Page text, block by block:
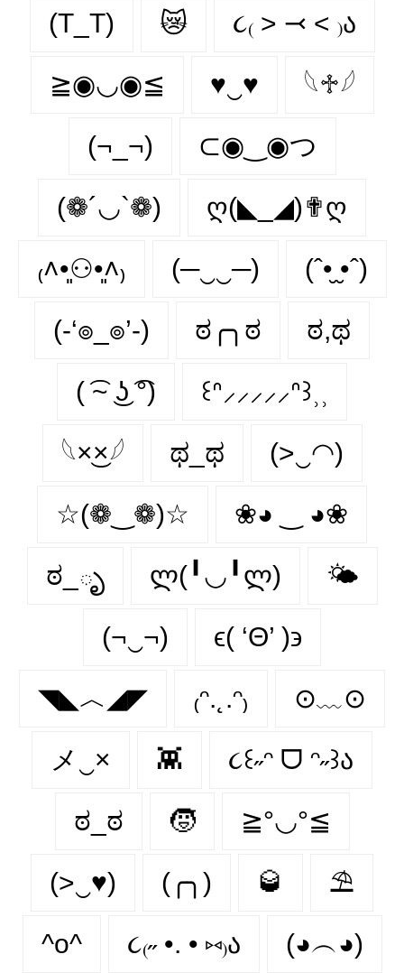
(T_T) 😿 ૮₍ ˃ ⤙ ˂ ₎ა
≧◉◡◉≦ ♥‿♥ 𓆩♱𓆪
(¬_¬) ⊂◉‿◉つ
(❁´◡`❁) ღ(◣_◢)✟ღ
₍˄•͈⚇•͈˄₎ (─‿‿─) (ˆ•̮ ̮•ˆ)
(-‘๏_๏’-) ಠ╭╮ಠ ಠ,ಥ
( ͡~ ͜ʖ ͡°) ꒰ᐢ⸝⸝⸝⸝⸝ᐢ꒱⸒⸒
𓆩×͜×𓆪 ಥ_ಥ (>‿◠)
☆(❁‿❁)☆ ❀◕ ‿ ◕❀
ಠ_ృ ლ(╹◡╹ლ) 🌤️
(¬‿¬) ϵ( ‘Θ’ )϶
◥◣︿◢◤ ₍ᵔ.˛.ᵔ₎ ⊙﹏⊙
メ‿× 👾 ૮꒰˶ᵔ ᗜ ᵔ˶꒱ა
ಠ_ಠ 🧒 ≧°◡°≦
(>‿♥) (╭╮) 🥃 ⛱
^o^ ૮₍˶ •. • ⑅₎ა (◕︵◕)